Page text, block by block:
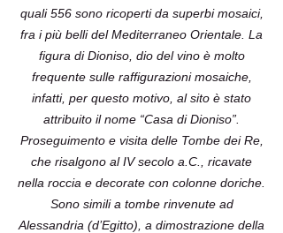
quali 556 sono ricoperti da superbi mosaici,
fra i più belli del Mediterraneo Orientale. La
figura di Dioniso, dio del vino è molto
frequente sulle raffigurazioni mosaiche,
infatti, per questo motivo, al sito è stato
attribuito il nome “Casa di Dioniso”.
Proseguimento e visita delle Tombe dei Re,
che risalgono al IV secolo a.C., ricavate
nella roccia e decorate con colonne doriche.
Sono simili a tombe rinvenute ad
Alessandria (d’Egitto), a dimostrazione della